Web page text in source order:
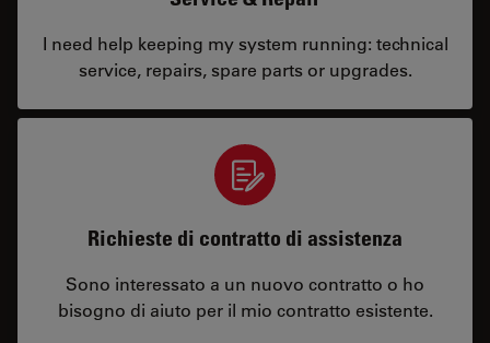
I need help keeping my system running: technical
service, repairs, spare parts or upgrades.
Richieste di contratto di assistenza
Sono interessato a un nuovo contratto o ho
bisogno di aiuto per il mio contratto esistente.